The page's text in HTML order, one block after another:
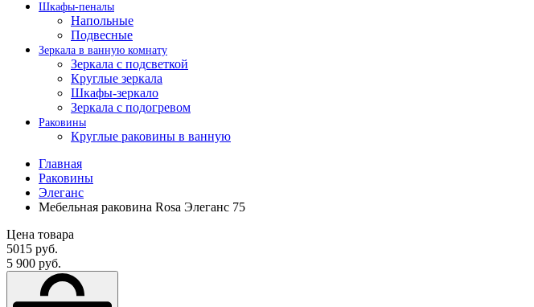
Шкафы-пеналы
Напольные
Подвесные
Зеркала в ванную комнату
Зеркала с подсветкой
Круглые зеркала
Шкафы-зеркало
Зеркала с подогревом
Раковины
Круглые раковины в ванную
Главная
Раковины
Элеганс
Мебельная раковина Rosa Элеганс 75
Цена товара
5015 руб.
5 900 руб.